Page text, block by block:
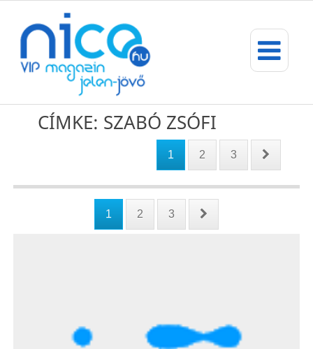
CÍMKE: SZABÓ ZSÓFI
1 2 3
1 2 3